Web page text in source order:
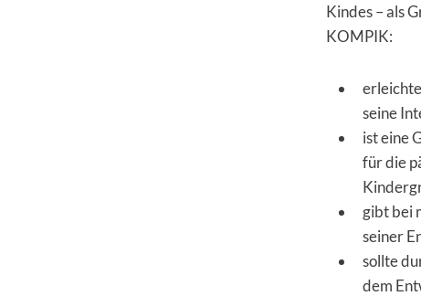
Kindes – als
KOMPIK:
seine
ist eine
für die
gibt bei
seiner
sollte
dem